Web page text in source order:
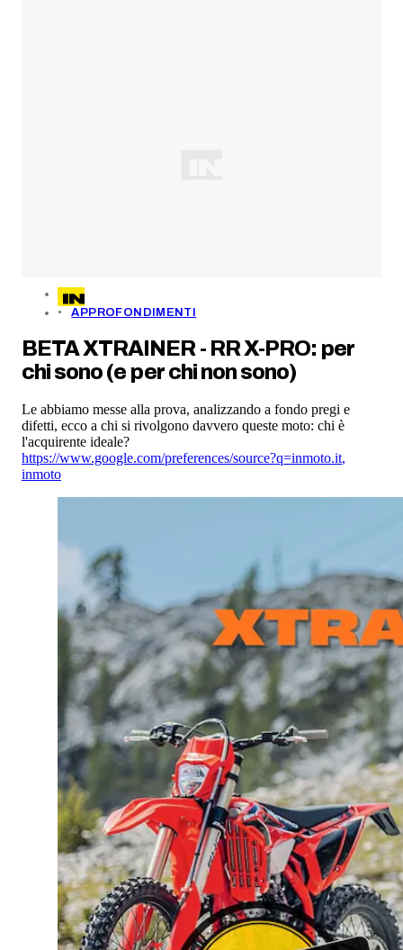
APPROFONDIMENTI
BETA XTRAINER - RR X-PRO: per
chi sono (e per chi non sono)
Le abbiamo messe alla prova, analizzando a fondo pregi e
difetti, ecco a chi si rivolgono davvero queste moto: chi è
l'acquirente ideale?
https://www.google.com/preferences/source?q=inmoto.it,
inmoto